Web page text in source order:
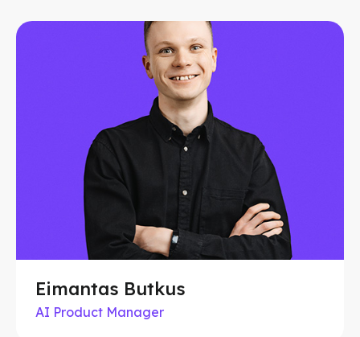
Eimantas Butkus
AI Product Manager